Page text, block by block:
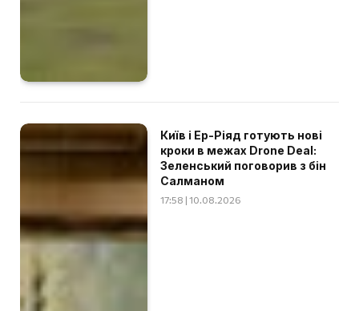
Київ і Ер-Ріяд готують нові
кроки в межах Drone Deal:
Зеленський поговорив з бін
Салманом
17:58 | 10.08.2026